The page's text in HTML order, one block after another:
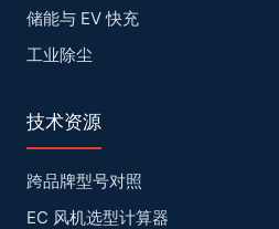
储能与 EV 快充
工业除尘
技术资源
跨品牌型号对照
EC 风机选型计算器